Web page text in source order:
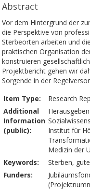
Abstract
Vor dem Hintergrund der
die Perspektive von
Sterbeorten arbeiten und
praktischen Organisation
konstruieren
Projektbericht gehen wir
Sorgende in der
Item Type:
Research
Additional
Information
(public):
Institut für
Medizin der
Keywords:
Sterben,
Funders: